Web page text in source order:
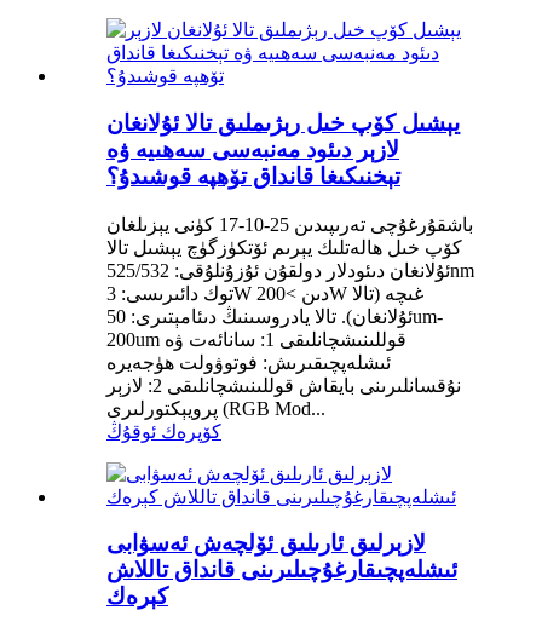
يېشىل كۆپ خىل رېژىملىق تالا ئۇلانغان
لازېر دىئود مەنبەسى سەھىيە ۋە
تېخنىكىغا قانداق تۆھپە قوشىدۇ؟
باشقۇرغۇچى تەرىپىدىن 25-10-17 كۈنى يېزىلغان
كۆپ خىل ھالەتلىك يېرىم ئۆتكۈزگۈچ يېشىل تالا
ئۇلانغان دىئودلار دولقۇن ئۇزۇنلۇقى: 525/532nm
توك دائىرىسى: 3W دىن >200W غىچە (تالا
ئۇلانغان). تالا يادروسىنىڭ دىئامېتىرى: 50um-
200um قوللىنىشچانلىقى 1: سانائەت ۋە
ئىشلەپچىقىرىش: فوتوۋولت ھۈجەيرە
نۇقسانلىرىنى بايقاش قوللىنىشچانلىقى 2: لازېر
پرويېكتورلىرى (RGB Mod...
كۆپرەك ئوقۇڭ
لازېرلىق ئارىلىق ئۆلچەش ئەسۋابى
ئىشلەپچىقارغۇچىلىرىنى قانداق تاللاش
كېرەك